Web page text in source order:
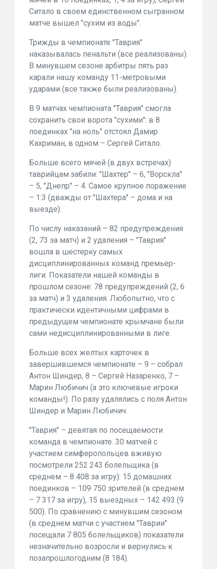
Ситало в своем единственном сыгранном
матче вышел "сухим из воды".
Трижды в чемпионате "Таврия"
наказывалась пенальти (все реализованы).
В минувшем сезоне арбитры пять раз
карали нашу команду 11-метровыми
ударами (все также были реализованы).
В 9 матчах чемпионата "Таврия" смогла
сохранить свои ворота "сухими": в 8
поединках "на ноль" отстоял Дамир
Кахриман, в одном – Сергей Ситало.
Больше всего мячей (в двух встречах)
таврийцам забили: "Шахтер" – 6, "Ворскла"
– 5, "Днепр" – 4. Самое крупное поражение
– 1:3 (дважды от "Шахтера" – дома и на
выезде).
По числу наказаний – 82 предупреждения
(2, 73 за матч) и 2 удаления – "Таврия"
вошла в шестерку самых
дисциплинированных команд премьер-
лиги. Показатели нашей команды в
прошлом сезоне: 78 предупреждений (2, 6
за матч) и 3 удаления. Любопытно, что с
практически идентичными цифрами в
предыдущем чемпионате крымчане были
сами недисциплинированными в лиге.
Больше всех желтых карточек в
завершившемся чемпионате – 9 – собрал
Антон Шиндер, 8 – Сергей Назаренко, 7 –
Марин Любичич (а это ключевые игроки
команды!). По разу удалялись с поля Антон
Шиндер и Марин Любичич.
"Таврия" – девятая по посещаемости
команда в чемпионате. 30 матчей с
участием симферопольцев вживую
посмотрели 252 243 болельщика (в
среднем – 8 408 за игру): 15 домашних
поединков – 109 750 зрителей (в среднем
– 7 317 за игру), 15 выездных – 142 493 (9
500). По сравнению с минувшим сезоном
(в среднем матчи с участием "Таврии"
посещали 7 805 болельщиков) показатели
незначительно возросли и вернулись к
позапрошлогодним (8 184).